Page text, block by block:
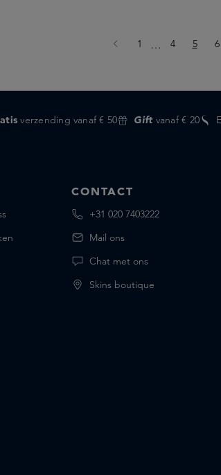
Pagina
1 Ellipsis
… Pagina
4 Pagina
5 6
verzending vanaf € 50 Giftvanaf € 20
CONTACT
+31 020 7403222
Mail ons
Chat met ons
Skins boutique